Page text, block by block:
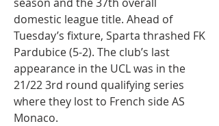
domestic league title. Ahead of
Tuesday’s fixture, Sparta thrashed FK
Pardubice (5-2). The club’s last
appearance in the UCL was in the
21/22 3rd round qualifying series
where they lost to French side AS
Monaco.